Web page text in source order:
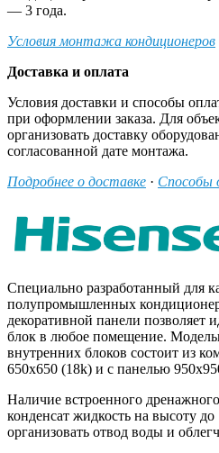
— 3 года.
Условия монтажа кондиционеров
Доставка и оплата
Условия доставки и способы
при оформлении заказа. Для
организовать доставку
согласованной дате монтажа.
Подробнее о доставке · Способы
Специально разработанный для
полупромышленных
декоративной панели позволяет
блок в любое помещение.
внутренних блоков состоит из
650х650 (18k) и с панелью
Наличие встроенного
конденсат жидкость на высоту до
организовать отвод воды и